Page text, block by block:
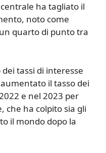
ha tagliato il
noto come
quarto di punto tra
tassi di interesse
il tasso dei
e nel 2023 per
che ha colpito sia gli
il mondo dopo la